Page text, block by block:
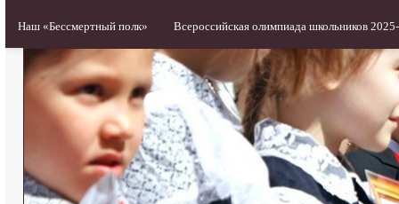
Наш «Бессмертный полк» Всероссийская олимпиада школьников